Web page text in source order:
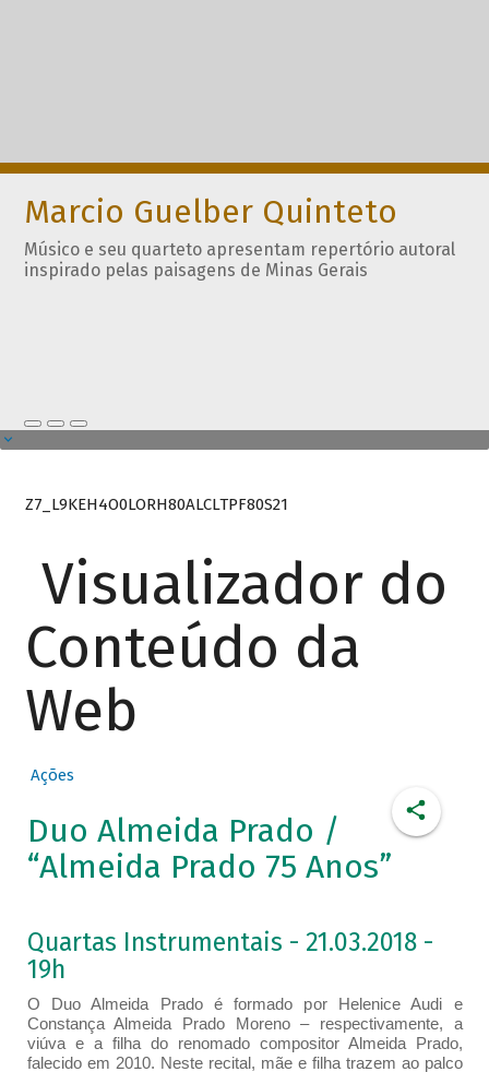
Marcio Guelber Quinteto
Músico e seu quarteto apresentam repertório autoral
inspirado pelas paisagens de Minas Gerais
Z7_L9KEH4O0LORH80ALCLTPF80S21
Visualizador do
Conteúdo da
Web
Ações
Duo Almeida Prado /
“Almeida Prado 75 Anos”
Quartas Instrumentais - 21.03.2018 -
19h
O Duo Almeida Prado é formado por Helenice Audi e
Constança Almeida Prado Moreno – respectivamente, a
viúva e a filha do renomado compositor Almeida Prado,
falecido em 2010. Neste recital, mãe e filha trazem ao palco